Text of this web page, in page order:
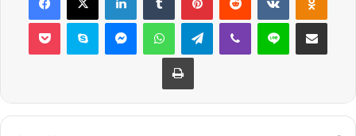
Pocket Skype MessengerWhatsAppTelegramViber Line E-Posta ile
Yazdır